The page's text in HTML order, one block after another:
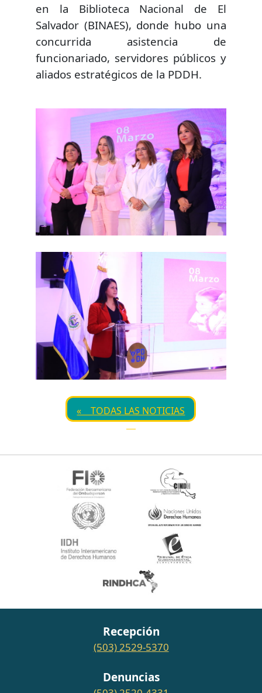
en la Biblioteca Nacional de El
Salvador (BINAES), donde hubo una
concurrida asistencia de
funcionariado, servidores públicos y
aliados estratégicos de la PDDH.
« TODAS LAS NOTICIAS
Recepción
(503) 2529-5370
Denuncias